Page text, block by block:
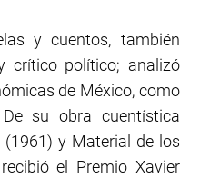
y cuentos, también
crítico político; analizó
de México, como
su obra cuentística
y Material de los
el Premio Xavier